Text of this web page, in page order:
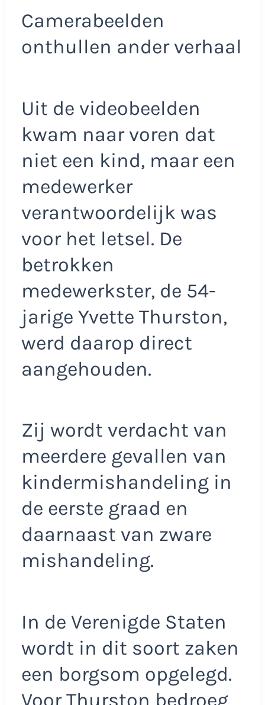
Camerabeelden
onthullen ander verhaal
Uit de videobeelden
kwam naar voren dat
niet een kind, maar een
medewerker
verantwoordelijk was
voor het letsel. De
betrokken
medewerkster, de 54-
jarige Yvette Thurston,
werd daarop direct
aangehouden.
Zij wordt verdacht van
meerdere gevallen van
kindermishandeling in
de eerste graad en
daarnaast van zware
mishandeling.
In de Verenigde Staten
wordt in dit soort zaken
een borgsom opgelegd.
Voor Thurston bedroeg